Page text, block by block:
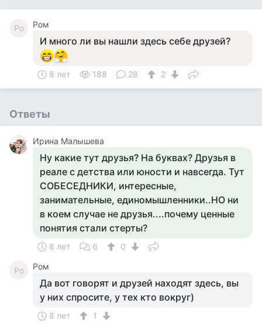
Ро Ром
И много ли вы нашли здесь себе друзей?
8 лет 188 28 2
Ответы
Ирина Малышева
Ну какие тут друзья? На буквах? Друзья в
реале с детства или юности и навсегда. Тут
СОБЕСЕДНИКИ, интересные,
занимательные, единомышленники..НО ни
в коем случае не друзья....почему ценные
понятия стали стерты?
8 лет 6 0
Ро Ром
Да вот говорят и друзей находят здесь, вы
у них спросите, у тех кто вокруг)
8 лет
1